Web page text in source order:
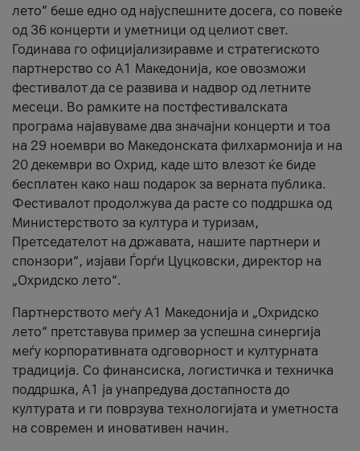
лето” беше едно од најуспешните досега, со повеќе
од 36 концерти и уметници од целиот свет.
Годинава го официјализиравме и стратегиското
партнерство со А1 Македонија, кое овозможи
фестивалот да се развива и надвор од летните
месеци. Во рамките на постфестивалската
програма најавуваме два значајни концерти и тоа
на 29 ноември во Македонската филхармонија и на
20 декември во Охрид, каде што влезот ќе биде
бесплатен како наш подарок за верната публика.
Фестивалот продолжува да расте со поддршка од
Министерството за култура и туризам,
Претседателот на државата, нашите партнери и
спонзори“, изјави Ѓорѓи Цуцковски, директор на
„Охридско лето“.
Партнерството меѓу A1 Македонија и „Охридско
лето“ претставува пример за успешна синергија
меѓу корпоративната одговорност и културната
традиција. Со финансиска, логистичка и техничка
поддршка, A1 ја унапредува достапноста до
културата и ги поврзува технологијата и уметноста
на современ и иновативен начин.